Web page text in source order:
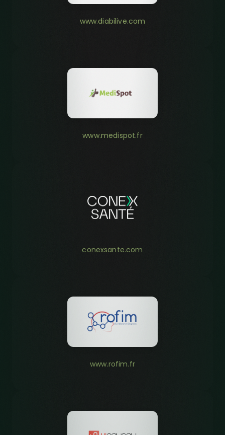
www.diabilive.com
www.medispot.fr
conexsante.com
www.rofim.fr